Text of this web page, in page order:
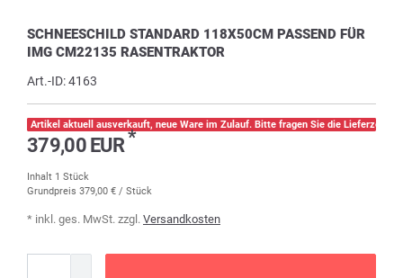
SCHNEESCHILD STANDARD 118X50CM PASSEND FÜR
IMG CM22135 RASENTRAKTOR
Art.-ID:4163
Artikel aktuell ausverkauft, neue Ware im Zulauf. Bitte fragen Sie die Lieferzeit
379,00 EUR*
Inhalt 1 Stück
Grundpreis 379,00 € / Stück
* inkl. ges. MwSt. zzgl. Versandkosten